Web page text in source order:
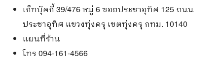
เก็ทบุ๊คกี้ 39/476 หมู่ 6 ซอยประชาอุทิศ 125 ถนน
ประชาอุทิศ แขวงทุ่งครุ เขตทุ่งครุ กทม. 10140
แผนที่ร้าน
โทร 094-161-4566